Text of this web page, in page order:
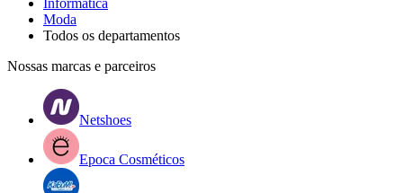
Moda
Todos os departamentos
Nossas marcas e parceiros
Netshoes
Epoca Cosméticos